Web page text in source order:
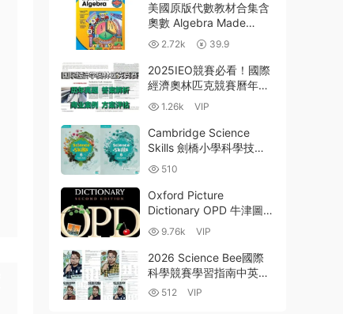
美國原版代數教材合集含
奧數 Algebra Made
Easy_AOPS Introduction
to Algebra_Glencoe Pre-
Algebra 百度雲網盤下載
2.72k 39.9
2025IEO競賽必看！國際
經濟奧林匹克競賽曆年真
題解析+權威書單推薦+與
NEC及沃頓商賽對比攻略
PDF電子版下載
1.26k VIP
Cambridge Science
Skills 劍橋小學科學技能
訓練教材 PDF電子版學生
書教師書練習冊測試 MP3
音頻 科學手工活動資源下
載
510
Oxford Picture
Dictionary OPD 牛津圖解
英語詞典 牛津圖片詞典
最新第三版 全彩PDF
MP3音頻 百度雲網盤下載
9.76k VIP
2026 Science Bee國際
科學競賽學習指南中英雙
語版（生物+化學+物理
512 VIP